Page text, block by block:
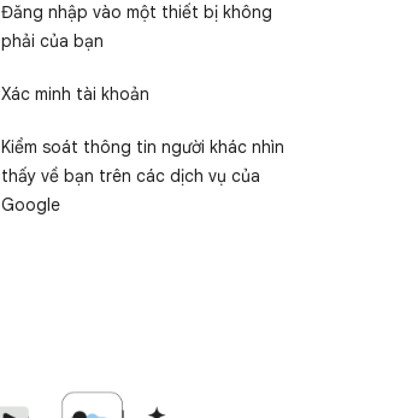
Đăng nhập vào một thiết bị không
phải của bạn
Xác minh tài khoản
Kiểm soát thông tin người khác nhìn
thấy về bạn trên các dịch vụ của
Google